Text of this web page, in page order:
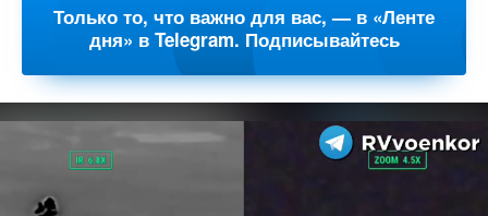
Только то, что важно для вас, — в «Ленте
дня» в Telegram. Подписывайтесь